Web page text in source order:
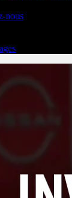
nous